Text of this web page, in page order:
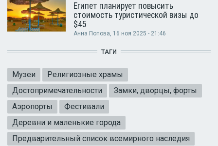
Египет планирует повысить
стоимость туристической визы до
$45
Анна Попова, 16 ноя 2025 - 21:46
ТАГИ
Музеи
Религиозные храмы
Достопримечательности
Замки, дворцы, форты
Аэропорты
Фестивали
Деревни и маленькие города
Предварительный список всемирного наследия